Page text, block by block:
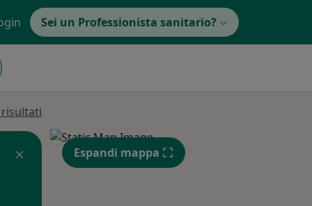
Sei un Professionista sanitario?
Espandi mappa